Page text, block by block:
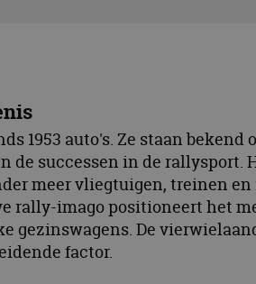
1953 auto's. Ze staan bekend
de successen in de rallysport.
meer vliegtuigen, treinen
rally-imago positioneert het
gezinswagens. De
factor.